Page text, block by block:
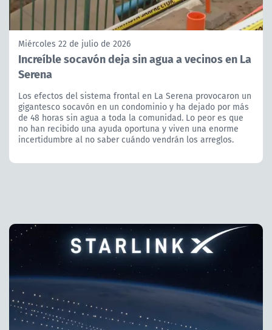
Miércoles 22 de julio de 2026
Increíble socavón deja sin agua a vecinos en La
Serena
Los efectos del sistema frontal en La Serena provocaron un
gigantesco socavón en un condominio y ha dejado por más
de 48 horas sin agua a toda la comunidad. Lo peor es que
no han recibido una ayuda oportuna y viven una enorme
incertidumbre al no saber cuándo vendrán los arreglos.